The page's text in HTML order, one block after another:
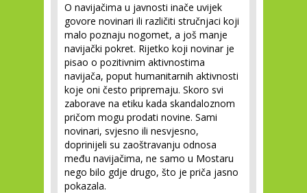
O navijačima u javnosti inače uvijek
govore novinari ili različiti stručnjaci koji
malo poznaju nogomet, a još manje
navijački pokret. Rijetko koji novinar je
pisao o pozitivnim aktivnostima
navijača, poput humanitarnih aktivnosti
koje oni često pripremaju. Skoro svi
zaborave na etiku kada skandaloznom
pričom mogu prodati novine. Sami
novinari, svjesno ili nesvjesno,
doprinijeli su zaoštravanju odnosa
među navijačima, ne samo u Mostaru
nego bilo gdje drugo, što je priča jasno
pokazala.